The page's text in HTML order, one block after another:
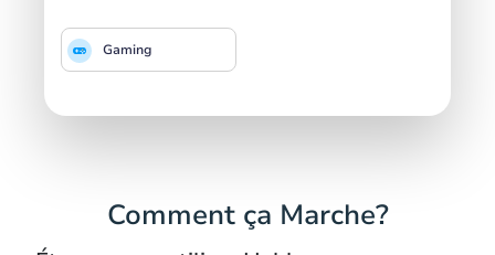
Gaming
Comment ça Marche?